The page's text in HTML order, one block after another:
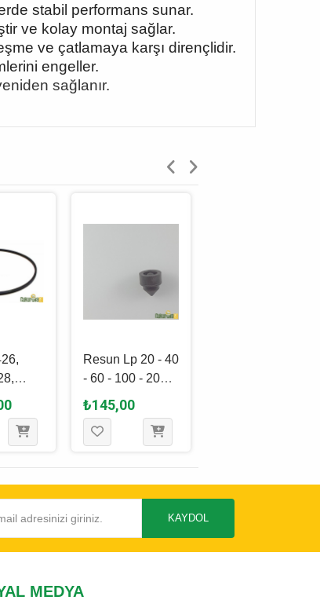
stabil performans sunar.
ve kolay montaj sağlar.
ve çatlamaya karşı dirençlidir.
engeller.
sağlanır.
Resun Lp 20 - 40
- 60 - 100 - 200
Ayağı
₺145,00
KAYDOL
MEDYA